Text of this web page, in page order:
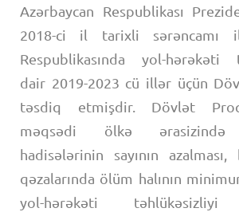
Azərbaycan Respublikası
2018-ci il tarixli sərəncamı
Respublikasında yol-hərəkəti
dair 2019-2023 cü illər üçün
təsdiq etmişdir. Dövlət
məqsədi ölkə ərasizində
hadisələrinin sayının
qəzalarında ölüm halının
yol-hərəkəti